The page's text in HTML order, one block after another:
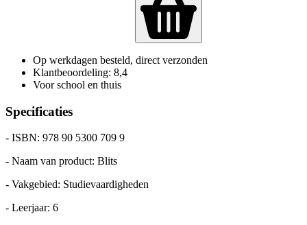
Op werkdagen besteld, direct verzonden
Klantbeoordeling: 8,4
Voor school en thuis
Specificaties
- ISBN: 978 90 5300 709 9
- Naam van product: Blits
- Vakgebied: Studievaardigheden
- Leerjaar: 6